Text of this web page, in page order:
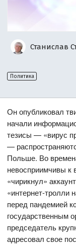
Станислав
Политика
Он опубликовал
начали
тезисы — «вирус
—
Польше. Во
невосприимчивы к
«чирикнул»
«интернет-тролли
перед пандемией
государственным
председатель
адресовал свое